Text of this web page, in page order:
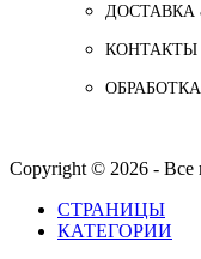
ДОСТАВКА
КОНТАКТЫ
Copyright © 2026 - Все
СТРАНИЦЫ
КАТЕГОРИИ